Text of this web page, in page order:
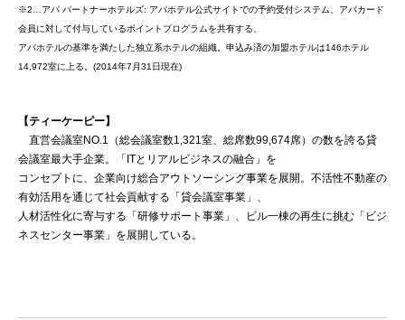
※2…アパ パートナーホテルズ: アパホテル公式サイトでの予約受付システム、アパカード
会員に対して付与しているポイントプログラムを共有する、
アパホテルの基準を満たした独立系ホテルの組織。申込み済の加盟ホテルは146ホテル
14,972室に上る。(2014年7月31日現在)
【ティーケーピー】
直営会議室NO.1（総会議室数1,321室、総席数99,674席）の数を誇る貸
会議室最大手企業。「ITとリアルビジネスの融合」を
コンセプトに、企業向け総合アウトソーシング事業を展開。不活性不動産の
有効活用を通じて社会貢献する「貸会議室事業」、
人材活性化に寄与する「研修サポート事業」、ビル一棟の再生に挑む「ビジ
ネスセンター事業」を展開している。